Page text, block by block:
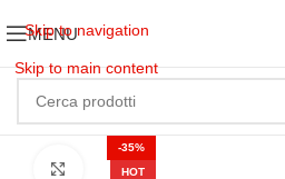
Skip to navigation
Skip to main content
MENU
-35%
HOT
Clicca per ingrandire